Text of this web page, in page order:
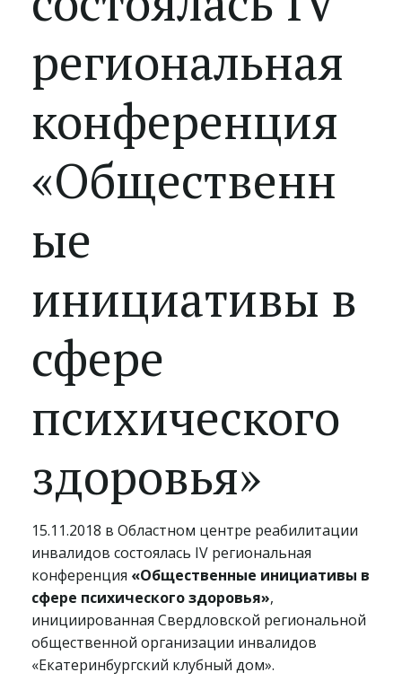
региональная
конференция
«Общественн
ые
инициативы в
сфере
психического
здоровья»
15.11.2018 в Областном центре реабилитации
инвалидов состоялась IV региональная
конференция «Общественные инициативы в
сфере психического здоровья»,
инициированная Свердловской региональной
общественной организации инвалидов
«Екатеринбургский клубный дом».